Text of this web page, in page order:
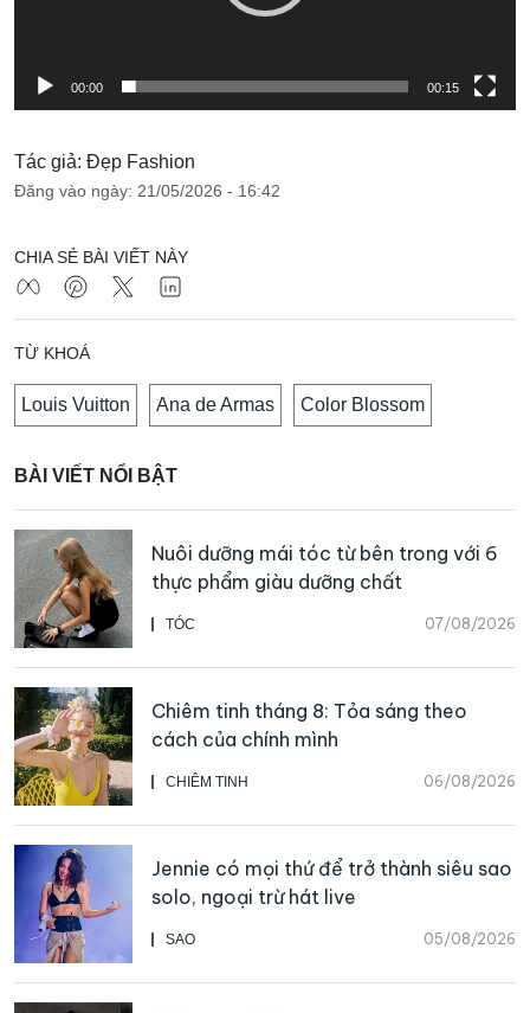
00:00 00:15
Tác giả: Đẹp Fashion
Đăng vào ngày: 21/05/2026 - 16:42
CHIA SẺ BÀI VIẾT NÀY
TỪ KHOÁ
Louis Vuitton Ana de Armas Color Blossom
BÀI VIẾT NỔI BẬT
TÓC 07/08/2026
Nuôi dưỡng mái tóc từ bên trong với 6
thực phẩm giàu dưỡng chất
CHIÊM TINH 06/08/2026
Chiêm tinh tháng 8: Tỏa sáng theo
cách của chính mình
SAO 05/08/2026
Jennie có mọi thứ để trở thành siêu sao
solo, ngoại trừ hát live